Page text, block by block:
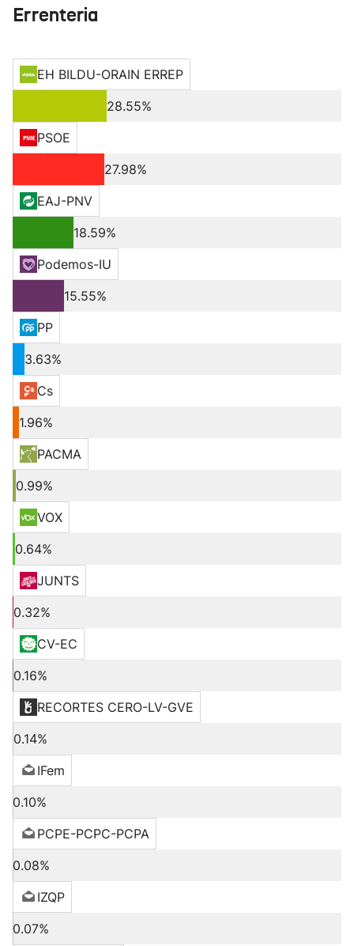
Errenteria
EH BILDU-ORAIN ERREP
28.55%
PSOE
27.98%
EAJ-PNV
18.59%
Podemos-IU
15.55%
PP
3.63%
Cs
1.96%
PACMA
0.99%
VOX
0.64%
JUNTS
0.32%
CV-EC
0.16%
RECORTES CERO-LV-GVE
0.14%
IFem
0.10%
PCPE-PCPC-PCPA
0.08%
IZQP
0.07%